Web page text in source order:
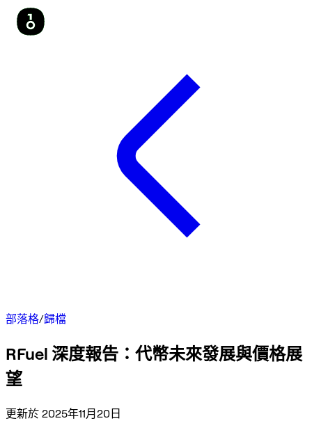
部落格/歸檔
RFuel 深度報告：代幣未來發展與價格展
望
更新於 2025年11月20日